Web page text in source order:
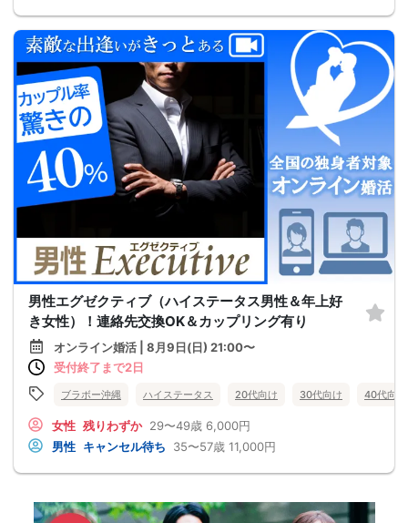
男性エグゼクティブ（ハイステータス男性＆年上好
き女性）！連絡先交換OK＆カップリング有り
オンライン婚活 | 8月9日(日) 21:00〜
受付終了まで2日
ブラボー沖縄 ハイステータス 20代向け 30代向け 40代向け
女性 残りわずか 29〜49歳 6,000円
男性 キャンセル待ち 35〜57歳 11,000円